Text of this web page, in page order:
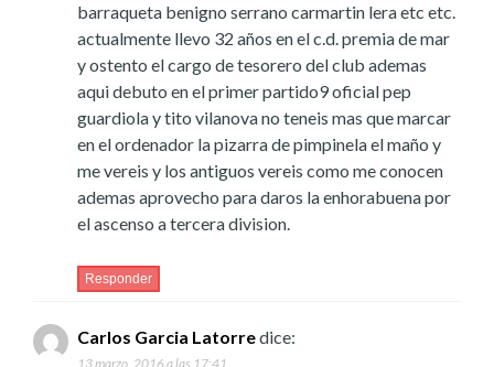
barraqueta benigno serrano carmartin lera etc etc.
actualmente llevo 32 años en el c.d. premia de mar
y ostento el cargo de tesorero del club ademas
aqui debuto en el primer partido9 oficial pep
guardiola y tito vilanova no teneis mas que marcar
en el ordenador la pizarra de pimpinela el maño y
me vereis y los antiguos vereis como me conocen
ademas aprovecho para daros la enhorabuena por
el ascenso a tercera division.
Responder
Carlos Garcia Latorredice:
13 marzo, 2016 a las 17:41